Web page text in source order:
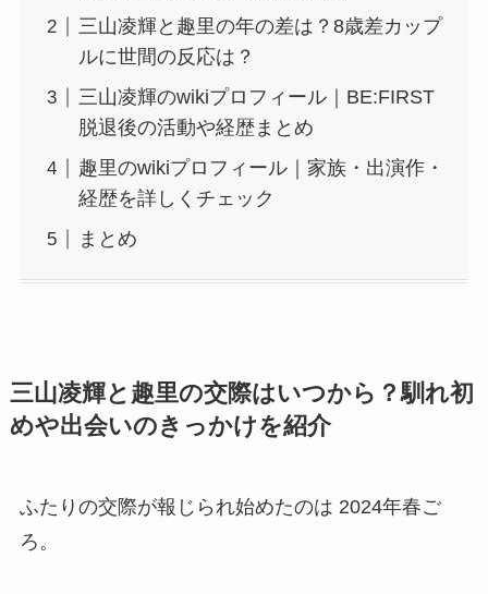
三山凌輝と趣里の年の差は？8歳差カップ
ルに世間の反応は？
三山凌輝のwikiプロフィール｜BE:FIRST
脱退後の活動や経歴まとめ
趣里のwikiプロフィール｜家族・出演作・
経歴を詳しくチェック
まとめ
三山凌輝と趣里の交際はいつから？馴れ初
めや出会いのきっかけを紹介
ふたりの交際が報じられ始めたのは 2024年春ご
ろ。